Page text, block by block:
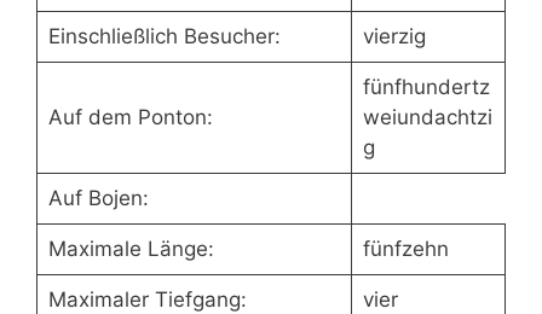
Einschließlich Besucher: vierzig
Auf dem Ponton:
fünfhundertz
weiundachtzi
g
Auf Bojen:
Maximale Länge: fünfzehn
Maximaler Tiefgang: vier